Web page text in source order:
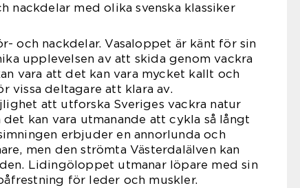
nackdelar med olika svenska klassiker
och nackdelar. Vasaloppet är känt för sin
upplevelsen av att skida genom vackra
vara att det kan vara mycket kallt och
vissa deltagare att klara av.
att utforska Sveriges vackra natur
kan vara utmanande att cykla så långt
erbjuder en annorlunda och
men den strömta Västerdalälven kan
Lidingöloppet utmanar löpare med sin
för leder och muskler.